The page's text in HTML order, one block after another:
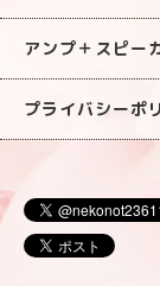
アンプ＋スピ
プライバシーポ